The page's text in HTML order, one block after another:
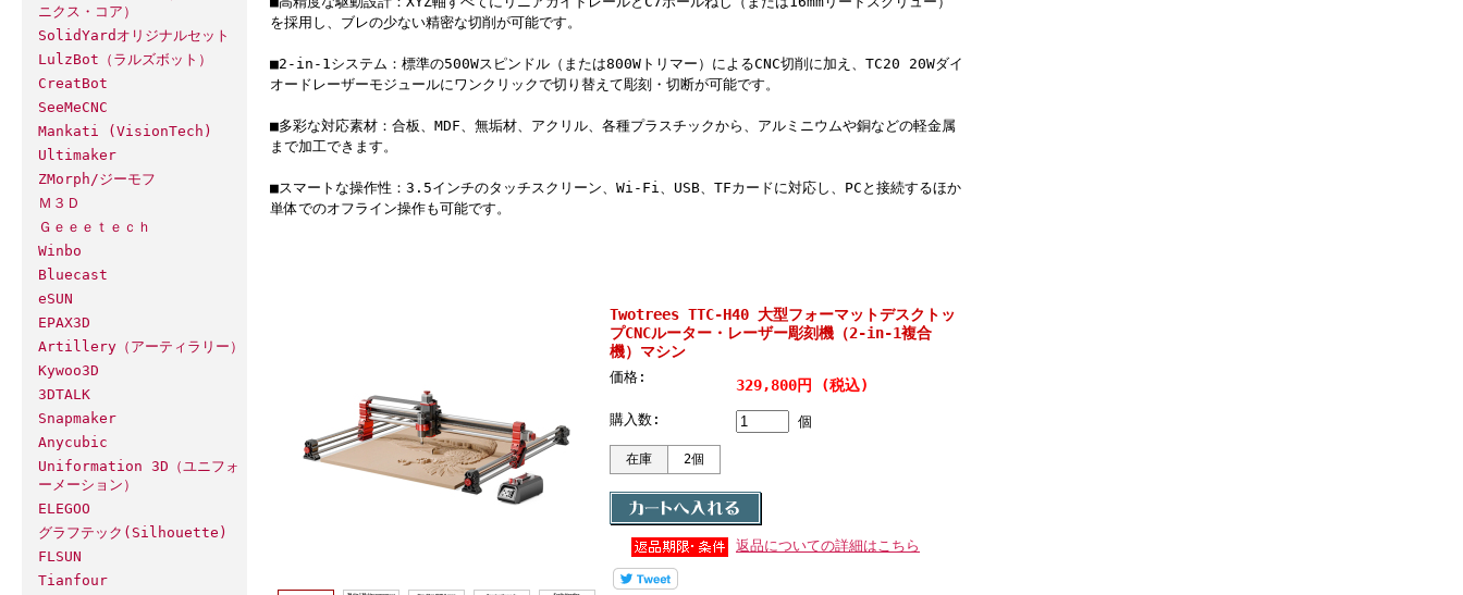
ニクス・コア）
SolidYardオリジナルセット
LulzBot（ラルズボット）
CreatBot
SeeMeCNC
Mankati (VisionTech)
Ultimaker
ZMorph/ジーモフ
Ｍ３Ｄ
Ｇｅｅｅｔｅｃｈ
Winbo
Bluecast
eSUN
EPAX3D
Artillery（アーティラリー）
Kywoo3D
3DTALK
Snapmaker
Anycubic
Uniformation 3D（ユニフォ
ーメーション）
ELEGOO
グラフテック(Silhouette)
FLSUN
Tianfour
を採用し、ブレの少ない精密な切削が可能です。
■2-in-1システム：標準の500Wスピンドル（または800Wトリマー）によるCNC切削に加え、TC20 20Wダイ
オードレーザーモジュールにワンクリックで切り替えて彫刻・切断が可能です。
■多彩な対応素材：合板、MDF、無垢材、アクリル、各種プラスチックから、アルミニウムや銅などの軽金属
まで加工できます。
■スマートな操作性：3.5インチのタッチスクリーン、Wi-Fi、USB、TFカードに対応し、PCと接続するほか
単体でのオフライン操作も可能です。
Twotrees TTC-H40 大型フォーマットデスクトッ
プCNCルーター・レーザー彫刻機（2-in-1複合
機）マシン
価格: 329,800円 (税込)
購入数: 個
在庫 2個
返品についての詳細はこちら